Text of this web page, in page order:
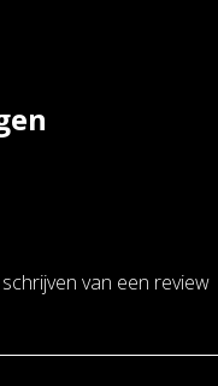
van een review